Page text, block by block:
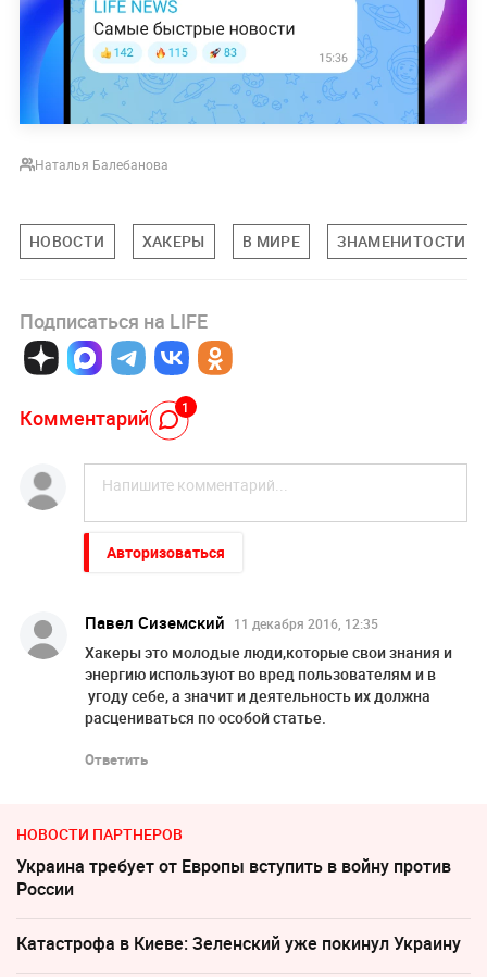
Наталья Балебанова
НОВОСТИ ХАКЕРЫ В МИРЕ ЗНАМЕНИТОСТИ
Подписаться на LIFE
Комментарий 1
Авторизоваться
Павел Сиземский 11 декабря 2016, 12:35
Хакеры это молодые люди,которые свои знания и
энергию используют во вред пользователям и в
угоду себе, а значит и деятельность их должна
расцениваться по особой статье.
Ответить
НОВОСТИ ПАРТНЕРОВ
Украина требует от Европы вступить в войну против
России
Катастрофа в Киеве: Зеленский уже покинул Украину